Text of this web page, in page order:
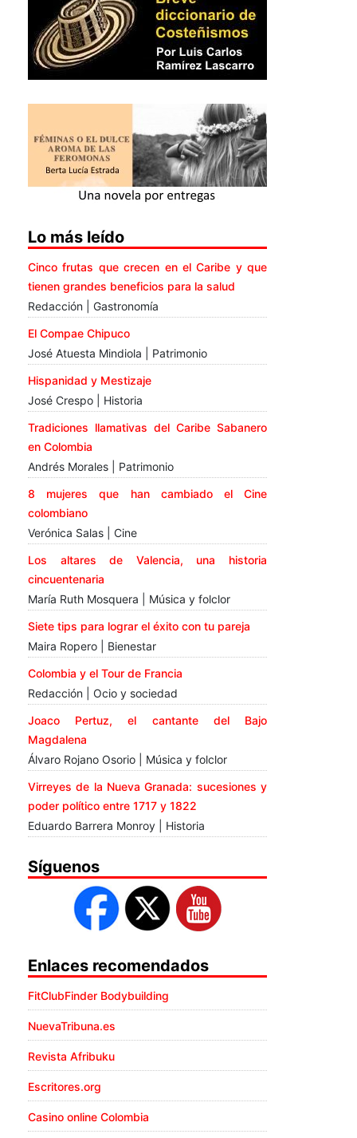
Lo más leído
Cinco frutas que crecen en el Caribe y que
tienen grandes beneficios para la salud
Redacción | Gastronomía
El Compae Chipuco
José Atuesta Mindiola | Patrimonio
Hispanidad y Mestizaje
José Crespo | Historia
Tradiciones llamativas del Caribe Sabanero
en Colombia
Andrés Morales | Patrimonio
8 mujeres que han cambiado el Cine
colombiano
Verónica Salas | Cine
Los altares de Valencia, una historia
cincuentenaria
María Ruth Mosquera | Música y folclor
Siete tips para lograr el éxito con tu pareja
Maira Ropero | Bienestar
Colombia y el Tour de Francia
Redacción | Ocio y sociedad
Joaco Pertuz, el cantante del Bajo
Magdalena
Álvaro Rojano Osorio | Música y folclor
Virreyes de la Nueva Granada: sucesiones y
poder político entre 1717 y 1822
Eduardo Barrera Monroy | Historia
Síguenos
Enlaces recomendados
FitClubFinder Bodybuilding
NuevaTribuna.es
Revista Afribuku
Escritores.org
Casino online Colombia